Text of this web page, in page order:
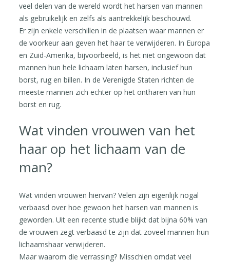
veel delen van de wereld wordt het harsen van mannen
als gebruikelijk en zelfs als aantrekkelijk beschouwd.
Er zijn enkele verschillen in de plaatsen waar mannen er
de voorkeur aan geven het haar te verwijderen. In Europa
en Zuid-Amerika, bijvoorbeeld, is het niet ongewoon dat
mannen hun hele lichaam laten harsen, inclusief hun
borst, rug en billen. In de Verenigde Staten richten de
meeste mannen zich echter op het ontharen van hun
borst en rug.
Wat vinden vrouwen van het
haar op het lichaam van de
man?
Wat vinden vrouwen hiervan? Velen zijn eigenlijk nogal
verbaasd over hoe gewoon het harsen van mannen is
geworden. Uit een recente studie blijkt dat bijna 60% van
de vrouwen zegt verbaasd te zijn dat zoveel mannen hun
lichaamshaar verwijderen.
Maar waarom die verrassing? Misschien omdat veel